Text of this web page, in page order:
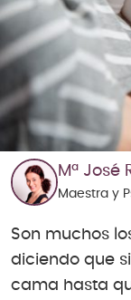
Mª José
Maestra y
Son muchos
diciendo que
cama hasta